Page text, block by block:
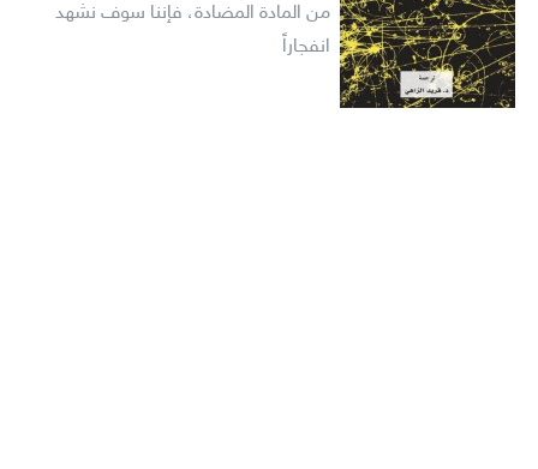
من المادة المضادة، فإننا سوف نشهد
انفجاراً